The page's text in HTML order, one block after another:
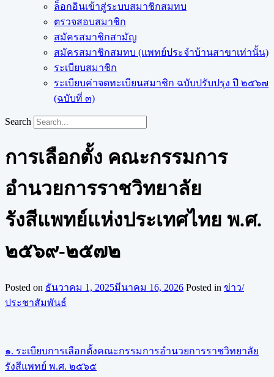
ล็อกอินเข้าสู่ระบบสมาชิกสมทบ
ตรวจสอบสมาชิก
สมัครสมาชิกสามัญ
สมัครสมาชิกสมทบ (แพทย์ประจำบ้านสาขาเท่านั้น)
ระเบียบสมาชิก
ระเบียบค่าจดทะเบียนสมาชิก ฉบับปรับปรุง ปี ๒๕๖๗
(ฉบับที่ ๓)
Search
การเลือกตั้ง คณะกรรมการ
อำนวยการราชวิทยาลัย
รังสีแพทย์แห่งประเทศไทย พ.ศ.
๒๕๖๙-๒๕๗๒
Posted on ธันวาคม 1, 2025มีนาคม 16, 2026 Posted in ข่าว/
ประชาสัมพันธ์
๑. ระเบียบการเลือกตั้งคณะกรรมการอำนวยการราชวิทยาลัย
รังสีแพทย์ พ.ศ. ๒๕๖๕